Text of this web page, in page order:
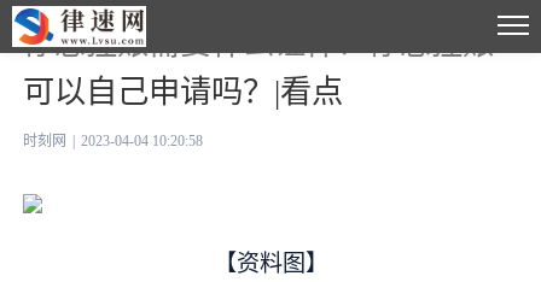
停息挂账需要什么证件？停息挂账
可以自己申请吗？|看点
时刻网 2023-04-04 10:20:58
【资料图】